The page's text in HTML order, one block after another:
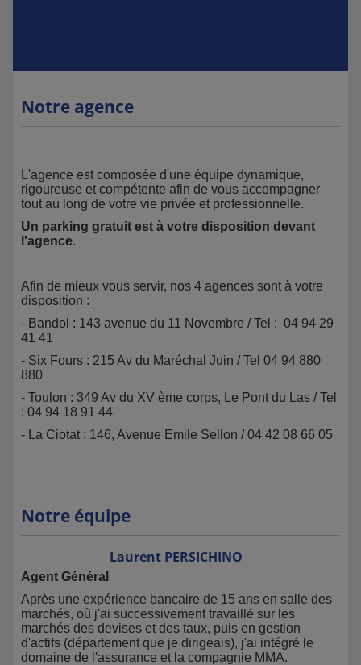
Notre agence
L'agence est composée d'une équipe dynamique,
rigoureuse et compétente afin de vous accompagner
tout au long de votre vie privée et professionnelle.
Un parking gratuit est à votre disposition devant
l'agence.
Afin de mieux vous servir, nos 4 agences sont à votre
disposition :
- Bandol : 143 avenue du 11 Novembre / Tel : 04 94 29
41 41
- Six Fours : 215 Av du Maréchal Juin / Tel 04 94 880
880
- Toulon : 349 Av du XV ème corps, Le Pont du Las / Tel
: 04 94 18 91 44
- La Ciotat : 146, Avenue Emile Sellon / 04 42 08 66 05
Notre équipe
Laurent PERSICHINO
Agent Général
Après une expérience bancaire de 15 ans en salle des
marchés, où j'ai successivement travaillé sur les
marchés des devises et des taux, puis en gestion
d'actifs (département que je dirigeais), j'ai intégré le
domaine de l'assurance et la compagnie MMA.